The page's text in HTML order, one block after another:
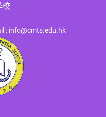
校
: info@cmts.edu.hk